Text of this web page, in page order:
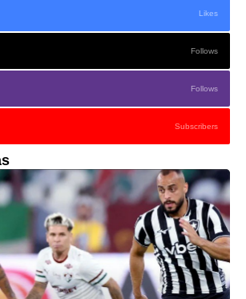
Likes
Follows
Follows
Subscribers